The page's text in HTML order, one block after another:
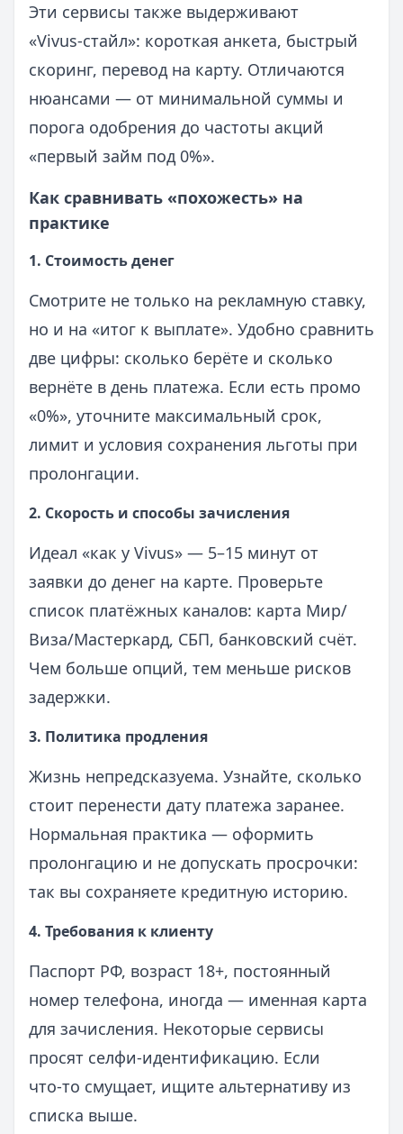
Эти сервисы также выдерживают
«Vivus‑стайл»: короткая анкета, быстрый
скоринг, перевод на карту. Отличаются
нюансами — от минимальной суммы и
порога одобрения до частоты акций
«первый займ под 0%».
Как сравнивать «похожесть» на
практике
1. Стоимость денег
Смотрите не только на рекламную ставку,
но и на «итог к выплате». Удобно сравнить
две цифры: сколько берёте и сколько
вернёте в день платежа. Если есть промо
«0%», уточните максимальный срок,
лимит и условия сохранения льготы при
пролонгации.
2. Скорость и способы зачисления
Идеал «как у Vivus» — 5–15 минут от
заявки до денег на карте. Проверьте
список платёжных каналов: карта Мир/
Виза/Мастеркард, СБП, банковский счёт.
Чем больше опций, тем меньше рисков
задержки.
3. Политика продления
Жизнь непредсказуема. Узнайте, сколько
стоит перенести дату платежа заранее.
Нормальная практика — оформить
пролонгацию и не допускать просрочки:
так вы сохраняете кредитную историю.
4. Требования к клиенту
Паспорт РФ, возраст 18+, постоянный
номер телефона, иногда — именная карта
для зачисления. Некоторые сервисы
просят селфи‑идентификацию. Если
что‑то смущает, ищите альтернативу из
списка выше.